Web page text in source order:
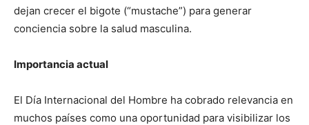
dejan crecer el bigote (“mustache”) para generar
conciencia sobre la salud masculina.
Importancia actual
El Día Internacional del Hombre ha cobrado relevancia en
muchos países como una oportunidad para visibilizar los